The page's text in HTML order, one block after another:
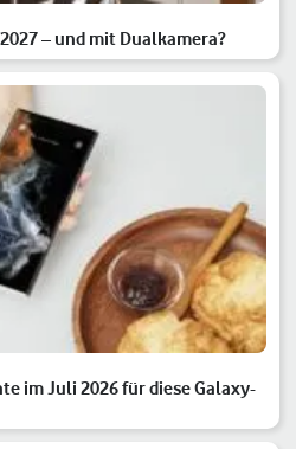
– und mit Dualkamera?
im Juli 2026 für diese Galaxy-